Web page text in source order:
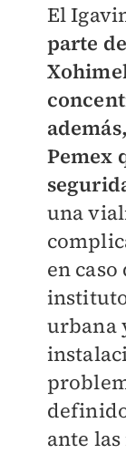
El
parte
Pemex
una
en
urbana
ante